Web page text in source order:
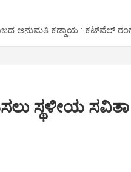
ಅನುಮತಿ ಕಡ್ಡಾಯ : ಕಟ್‍ವೆಲ್
ಸ್ಥಳೀಯ